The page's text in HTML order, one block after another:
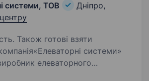
системи, ТОВ
Дніпро,
Також готові взяти
елеваторного